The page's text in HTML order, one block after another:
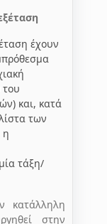
έχουν
και, κατά
των
η
τάξη/
κατάλληλη
στην